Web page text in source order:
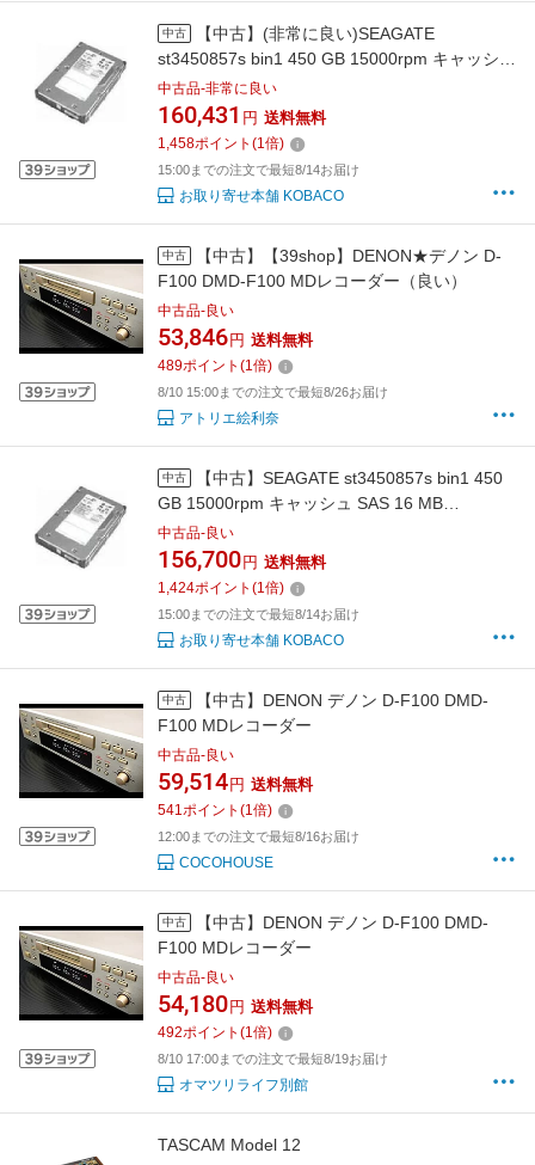
中古
【中古】(非常に良い)SEAGATE
st3450857s bin1 450 GB 15000rpm キャッシュ
SAS 16 MB (st3450857ssbin1)
中古品-非常に良い
160,431 円 送料無料
1,458ポイント (1倍)
15:00までの注文で最短8/14お届け
お取り寄せ本舗 KOBACO
中古
【中古】【39shop】DENON★デノン D-
F100 DMD-F100 MDレコーダー（良い）
中古品-良い
53,846 円 送料無料
489ポイント (1倍)
8/10 15:00までの注文で最短8/26お届け
アトリエ絵利奈
中古
【中古】SEAGATE st3450857s bin1 450
GB 15000rpm キャッシュ SAS 16 MB
(st3450857ssbin1)
中古品-良い
156,700 円 送料無料
1,424ポイント (1倍)
15:00までの注文で最短8/14お届け
お取り寄せ本舗 KOBACO
中古
【中古】DENON デノン D-F100 DMD-
F100 MDレコーダー
中古品-良い
59,514 円 送料無料
541ポイント (1倍)
12:00までの注文で最短8/16お届け
COCOHOUSE
中古
【中古】DENON デノン D-F100 DMD-
F100 MDレコーダー
中古品-良い
54,180 円 送料無料
492ポイント (1倍)
8/10 17:00までの注文で最短8/19お届け
オマツリライフ別館
TASCAM Model 12